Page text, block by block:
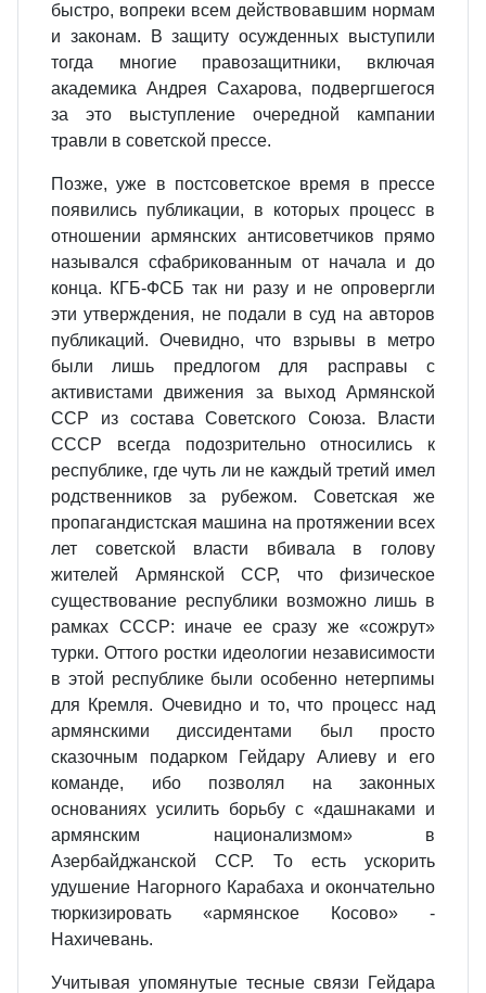
быстро, вопреки всем действовавшим нормам
и законам. В защиту осужденных выступили
тогда многие правозащитники, включая
академика Андрея Сахарова, подвергшегося
за это выступление очередной кампании
травли в советской прессе.
Позже, уже в постсоветское время в прессе
появились публикации, в которых процесс в
отношении армянских антисоветчиков прямо
назывался сфабрикованным от начала и до
конца. КГБ-ФСБ так ни разу и не опровергли
эти утверждения, не подали в суд на авторов
публикаций. Очевидно, что взрывы в метро
были лишь предлогом для расправы с
активистами движения за выход Армянской
ССР из состава Советского Союза. Власти
СССР всегда подозрительно относились к
республике, где чуть ли не каждый третий имел
родственников за рубежом. Советская же
пропагандистская машина на протяжении всех
лет советской власти вбивала в голову
жителей Армянской ССР, что физическое
существование республики возможно лишь в
рамках СССР: иначе ее сразу же «сожрут»
турки. Оттого ростки идеологии независимости
в этой республике были особенно нетерпимы
для Кремля. Очевидно и то, что процесс над
армянскими диссидентами был просто
сказочным подарком Гейдару Алиеву и его
команде, ибо позволял на законных
основаниях усилить борьбу с «дашнаками и
армянским национализмом» в
Азербайджанской ССР. То есть ускорить
удушение Нагорного Карабаха и окончательно
тюркизировать «армянское Косово» -
Нахичевань.
Учитывая упомянутые тесные связи Гейдара